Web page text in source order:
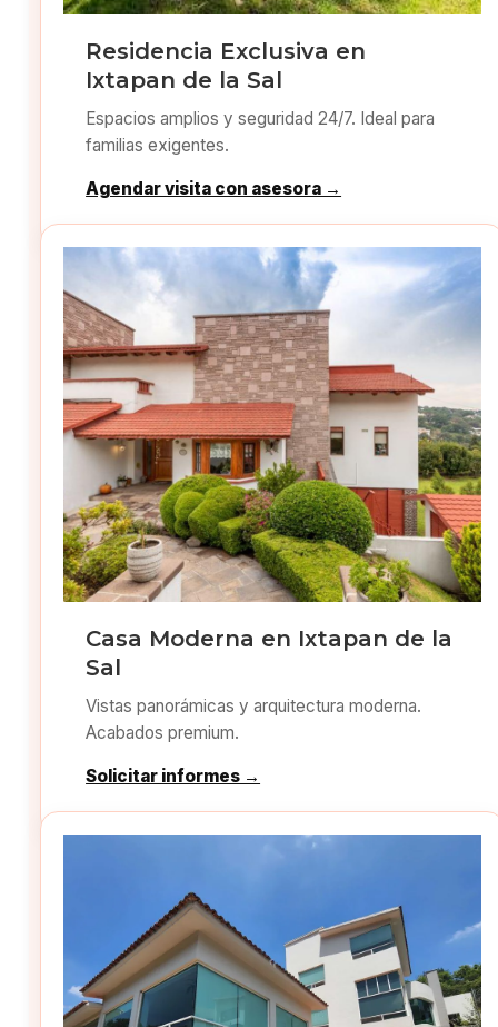
Residencia Exclusiva en
Ixtapan de la Sal
Espacios amplios y seguridad 24/7. Ideal para
familias exigentes.
Agendar visita con asesora →
Casa Moderna en Ixtapan de la
Sal
Vistas panorámicas y arquitectura moderna.
Acabados premium.
Solicitar informes →